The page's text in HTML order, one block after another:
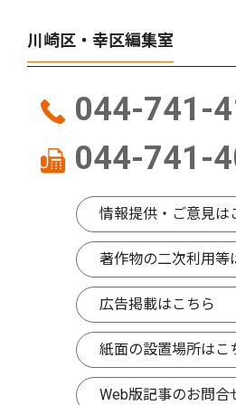
川崎区・幸区編集室
044-741-
044-741-
情報提供・ご意見は
著作物の二次利用等
広告掲載はこちら
紙面の設置場所はこ
Web版記事のお問合